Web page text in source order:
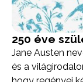
250 éve
Jane Austen
és a